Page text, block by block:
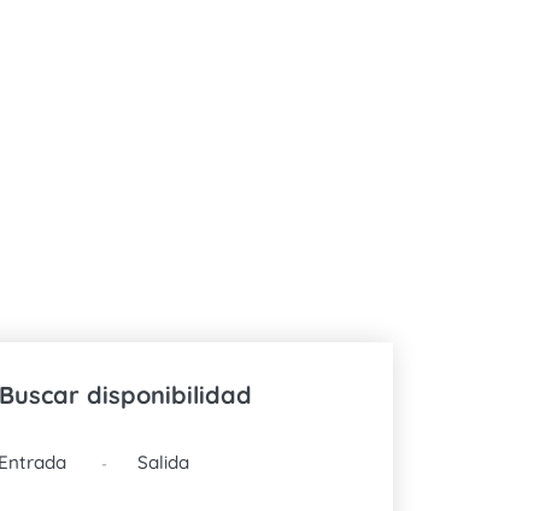
disponibilidad
FECHAS -